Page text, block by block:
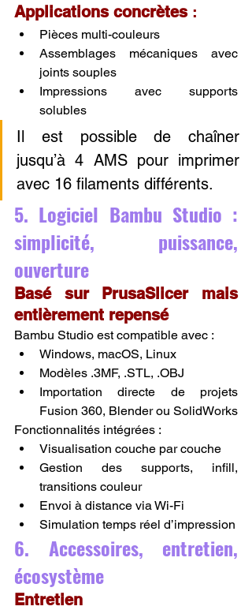
Applications concrètes :
Pièces multi-couleurs
Assemblages mécaniques avec
joints souples
Impressions avec supports
solubles
Il est possible de chaîner
jusqu’à 4 AMS pour imprimer
avec 16 filaments différents.
5. Logiciel Bambu Studio :
simplicité, puissance,
ouverture
Basé sur PrusaSlicer mais
entièrement repensé
Bambu Studio est compatible avec :
Windows, macOS, Linux
Modèles .3MF, .STL, .OBJ
Importation directe de projets
Fusion 360, Blender ou SolidWorks
Fonctionnalités intégrées :
Visualisation couche par couche
Gestion des supports, infill,
transitions couleur
Envoi à distance via Wi-Fi
Simulation temps réel d’impression
6. Accessoires, entretien,
écosystème
Entretien